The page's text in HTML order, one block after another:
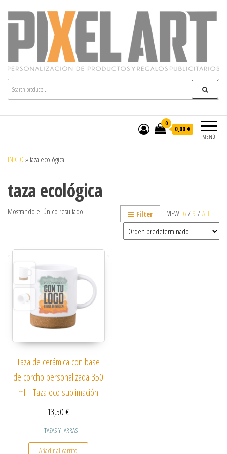
Pixelart
Especialistas en textil publicitario y regalos
personalizados en móstoles
MENÚ
0
0,00 €
INICIO »taza ecológica
taza ecológica
VIEW: 6 / 9 / ALL
Filter
Mostrando el único resultado
Taza de cerámica con base
de corcho personalizada 350
ml | Taza eco sublimación
13,50€
TAZAS Y JARRAS
Añadir al carrito